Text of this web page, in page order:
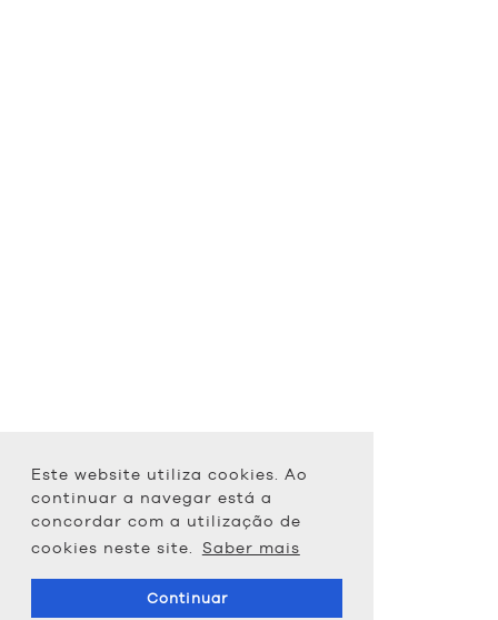
Este website utiliza cookies. Ao
continuar a navegar está a
concordar com a utilização de
cookies neste site. Saber mais
Continuar